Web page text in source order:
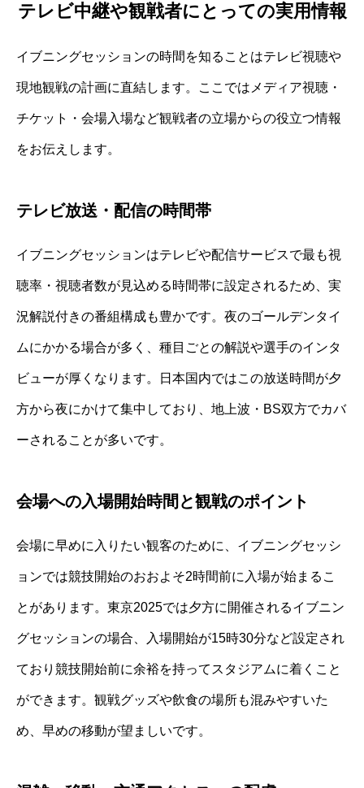
テレビ中継や観戦者にとっての実用情報
イブニングセッションの時間を知ることはテレビ視聴や
現地観戦の計画に直結します。ここではメディア視聴・
チケット・会場入場など観戦者の立場からの役立つ情報
をお伝えします。
テレビ放送・配信の時間帯
イブニングセッションはテレビや配信サービスで最も視
聴率・視聴者数が見込める時間帯に設定されるため、実
況解説付きの番組構成も豊かです。夜のゴールデンタイ
ムにかかる場合が多く、種目ごとの解説や選手のインタ
ビューが厚くなります。日本国内ではこの放送時間が夕
方から夜にかけて集中しており、地上波・BS双方でカバ
ーされることが多いです。
会場への入場開始時間と観戦のポイント
会場に早めに入りたい観客のために、イブニングセッシ
ョンでは競技開始のおおよそ2時間前に入場が始まるこ
とがあります。東京2025では夕方に開催されるイブニン
グセッションの場合、入場開始が15時30分など設定され
ており競技開始前に余裕を持ってスタジアムに着くこと
ができます。観戦グッズや飲食の場所も混みやすいた
め、早めの移動が望ましいです。